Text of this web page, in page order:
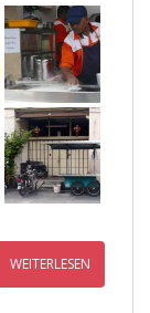
WEITERLESEN